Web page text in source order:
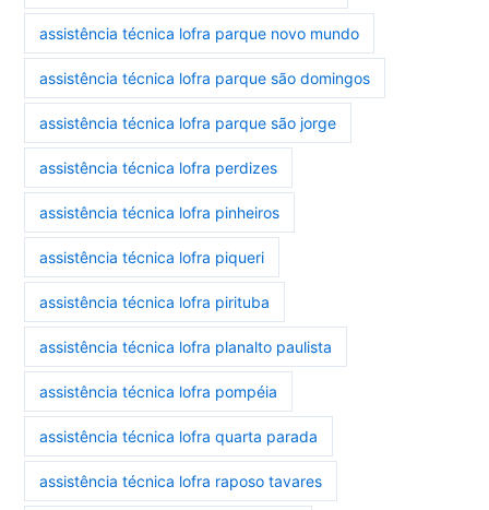
assistência técnica lofra parque novo mundo
assistência técnica lofra parque são domingos
assistência técnica lofra parque são jorge
assistência técnica lofra perdizes
assistência técnica lofra pinheiros
assistência técnica lofra piqueri
assistência técnica lofra pirituba
assistência técnica lofra planalto paulista
assistência técnica lofra pompéia
assistência técnica lofra quarta parada
assistência técnica lofra raposo tavares